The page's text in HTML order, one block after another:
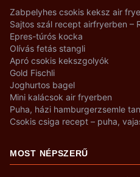
Zabpelyhes csokis keksz air
Sajtos szál recept airfryerben –
Epres-túrós kocka
Olívás fetás stangli
Apró csokis kekszgolyók
Gold Fischli
Joghurtos bagel
Mini kalácsok air fryerben
Puha, házi hamburgerzsemle
Csokis csiga recept – puha,
MOST NÉPSZERŰ